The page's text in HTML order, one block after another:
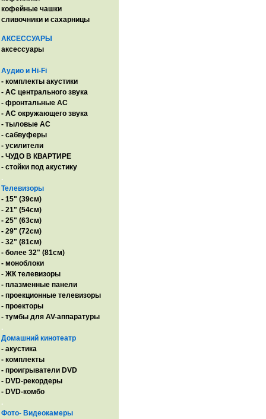
кофейные чашки
сливочники и сахарницы
АКСЕССУАРЫ
аксессуары
Аудио и Hi-Fi
- комплекты акустики
- AC центрального звука
- фронтальные АС
- АС окружающего звука
- тыловые АС
- сабвуферы
- усилители
- ЧУДО В КВАРТИРЕ
- стойки под акустику
.
Телевизоры
- 15" (39см)
- 21" (54см)
- 25" (63см)
- 29" (72см)
- 32" (81см)
- более 32" (81см)
- моноблоки
- ЖК телевизоры
- плазменные панели
- проекционные телевизоры
- проекторы
- тумбы для AV-аппаратуры
.
Домашний кинотеатр
- акустика
- комплекты
- проигрыватели DVD
- DVD-рекордеры
- DVD-комбо
.
Фото- Видеокамеры